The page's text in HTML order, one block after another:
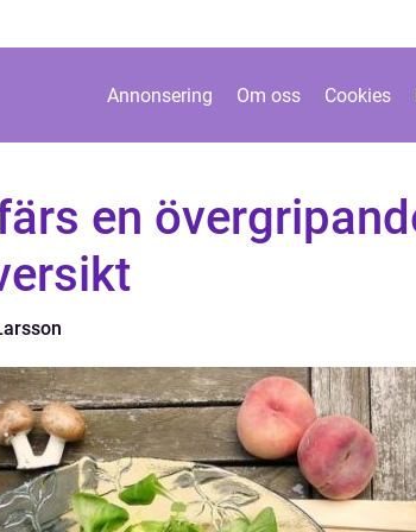
Annonsering Om oss Cookies
en